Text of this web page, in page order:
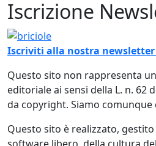
Iscrizione
Immagine
Iscriviti alla nostra newsletter
Questo sito non rappresenta
editoriale ai sensi della L. n.
da copyright. Siamo
Questo sito è realizzato,